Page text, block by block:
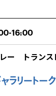
16:00
ー トランス
ラリートーク